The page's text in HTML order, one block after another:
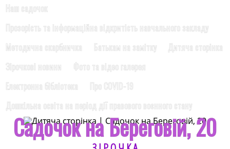
Наш садочок
Прозорість та інформаційна відкритість навчального закладу
Методична скарбничка
Батькам на замітку
Дитяча сторінка
Зірочкові новини
Фото та відео галерея
Електронна бібліотека
Про COVID-19
Дошкільна освіта на період дії правового воєнного стану
Садочок на Береговій, 20